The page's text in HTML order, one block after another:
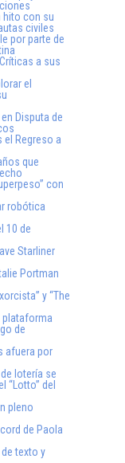
hito con su
civiles
por parte de
a sus
el
Disputa de
el Regreso a
que
con
robótica
10 de
Starliner
Portman
y “The
plataforma
de
afuera por
lotería se
“Lotto” del
pleno
de Paola
texto y